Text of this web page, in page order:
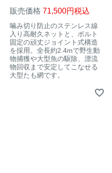
販売価格 71,500 税込
噛み切り防止のステンレス線
入り高耐久ネットと、ボルト
固定の頑丈ジョイント式構造
を採用。全長約2.4mで野生動
物捕獲や大型魚の駆除、漂流
物回収まで安定してこなせる
大型たも網です。